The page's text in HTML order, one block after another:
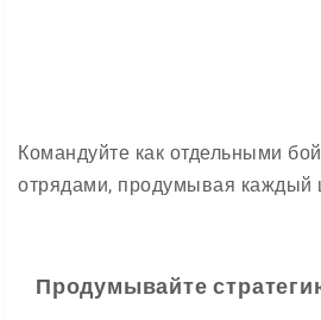
Командуйте как отдельными
отрядами, продумывая каждый
Продумывайте